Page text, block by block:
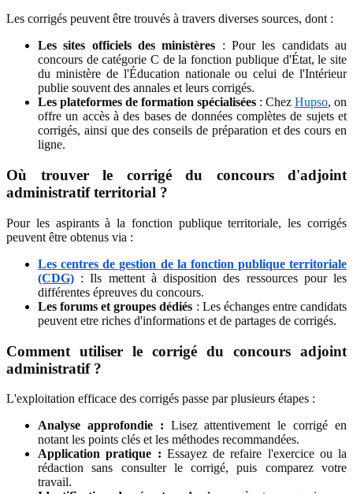
Les corrigés peuvent être trouvés à travers diverses sources, dont :
Les sites officiels des ministères : Pour les candidats au
concours de catégorie C de la fonction publique d'État, le site
du ministère de l'Éducation nationale ou celui de l'Intérieur
publie souvent des annales et leurs corrigés.
Les plateformes de formation spécialisées : Chez Hupso, on
offre un accès à des bases de données complètes de sujets et
corrigés, ainsi que des conseils de préparation et des cours en
ligne.
Où trouver le corrigé du concours d'adjoint
administratif territorial ?
Pour les aspirants à la fonction publique territoriale, les corrigés
peuvent être obtenus via :
Les centres de gestion de la fonction publique territoriale
(CDG) : Ils mettent à disposition des ressources pour les
différentes épreuves du concours.
Les forums et groupes dédiés : Les échanges entre candidats
peuvent etre riches d'informations et de partages de corrigés.
Comment utiliser le corrigé du concours adjoint
administratif ?
L'exploitation efficace des corrigés passe par plusieurs étapes :
Analyse approfondie : Lisez attentivement le corrigé en
notant les points clés et les méthodes recommandées.
Application pratique : Essayez de refaire l'exercice ou la
rédaction sans consulter le corrigé, puis comparez votre
travail.